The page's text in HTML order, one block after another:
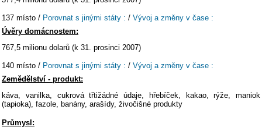
137 místo / Porovnat s jinými státy : / Vývoj a změny v čase :
Úvěry domácnostem:
767,5 milionu dolarů (k 31. prosinci 2007)
140 místo / Porovnat s jinými státy : / Vývoj a změny v čase :
Zemědělství - produkt:
káva, vanilka, cukrová třtižádné údaje, hřebíček, kakao, rýže, maniok
(tapioka), fazole, banány, arašídy, živočišné produkty
Průmysl: